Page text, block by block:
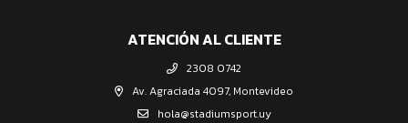
ATENCIÓN AL CLIENTE
2308 0742
Av. Agraciada 4097, Montevideo
hola@stadiumsport.uy